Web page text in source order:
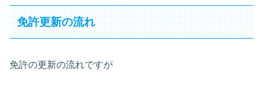
免許更新の流れ
免許の更新の流れですが